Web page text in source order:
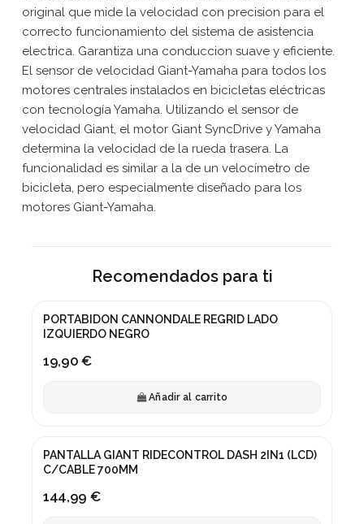
original que mide la velocidad con precision para el
correcto funcionamiento del sistema de asistencia
electrica. Garantiza una conduccion suave y eficiente.
El sensor de velocidad Giant-Yamaha para todos los
motores centrales instalados en bicicletas eléctricas
con tecnología Yamaha. Utilizando el sensor de
velocidad Giant, el motor Giant SyncDrive y Yamaha
determina la velocidad de la rueda trasera. La
funcionalidad es similar a la de un velocímetro de
bicicleta, pero especialmente diseñado para los
motores Giant-Yamaha.
Recomendados para ti
PORTABIDON CANNONDALE REGRID LADO
IZQUIERDO NEGRO
19,90 €
Añadir al carrito
PANTALLA GIANT RIDECONTROL DASH 2IN1 (LCD)
C/CABLE 700MM
144,99 €